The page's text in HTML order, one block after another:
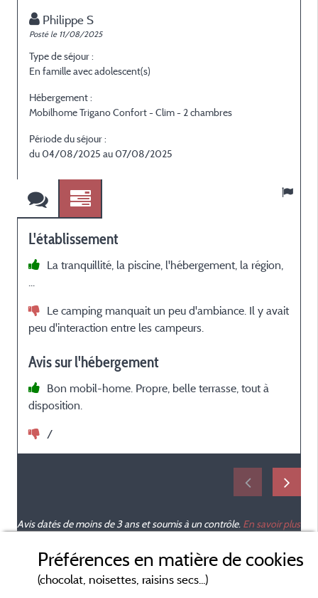
Philippe S
Posté le 11/08/2025
Type de séjour :
En famille avec adolescent(s)
Hébergement :
Mobilhome Trigano Confort - Clim - 2 chambres
Période du séjour :
du 04/08/2025 au 07/08/2025
L'établissement
La tranquillité, la piscine, l'hébergement, la région,
...
Le camping manquait un peu d'ambiance. Il y avait
peu d'interaction entre les campeurs.
Avis sur l'hébergement
Bon mobil-home. Propre, belle terrasse, tout à
disposition.
/
Avis datés de moins de 3 ans et soumis à un contrôle. En savoir plus
Préférences en matière de cookies
(chocolat, noisettes, raisins secs...)